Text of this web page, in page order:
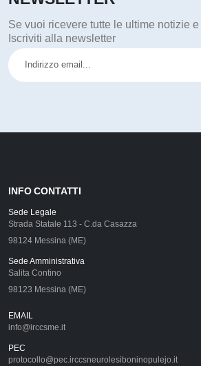
Se vuoi ricevere tutte le ultime notizie
Iscriviti alla newsletter
INFO CONTATTI
Sede Legale
Strada Statale 113 - C.da Casazza
98124 Messina (ME)
Sede Amministrativa
Salita Contino
98123 Messina (ME)
EMAIL
info@irccsme.it
PEC
protocollo@pec.irccsneurolesiboninopulejo.it